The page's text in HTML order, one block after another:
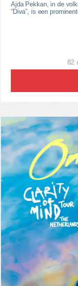
Ajda Pekkan, in de
“Diva”, is een
82